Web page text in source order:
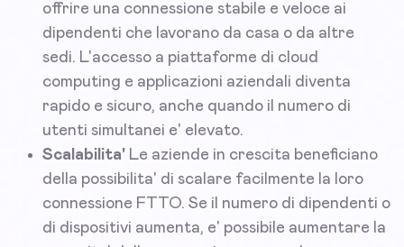
offrire una connessione stabile e veloce ai
dipendenti che lavorano da casa o da altre
sedi. L'accesso a piattaforme di cloud
computing e applicazioni aziendali diventa
rapido e sicuro, anche quando il numero di
utenti simultanei e' elevato.
Scalabilita' Le aziende in crescita beneficiano
della possibilita' di scalare facilmente la loro
connessione FTTO. Se il numero di dipendenti o
di dispositivi aumenta, e' possibile aumentare la